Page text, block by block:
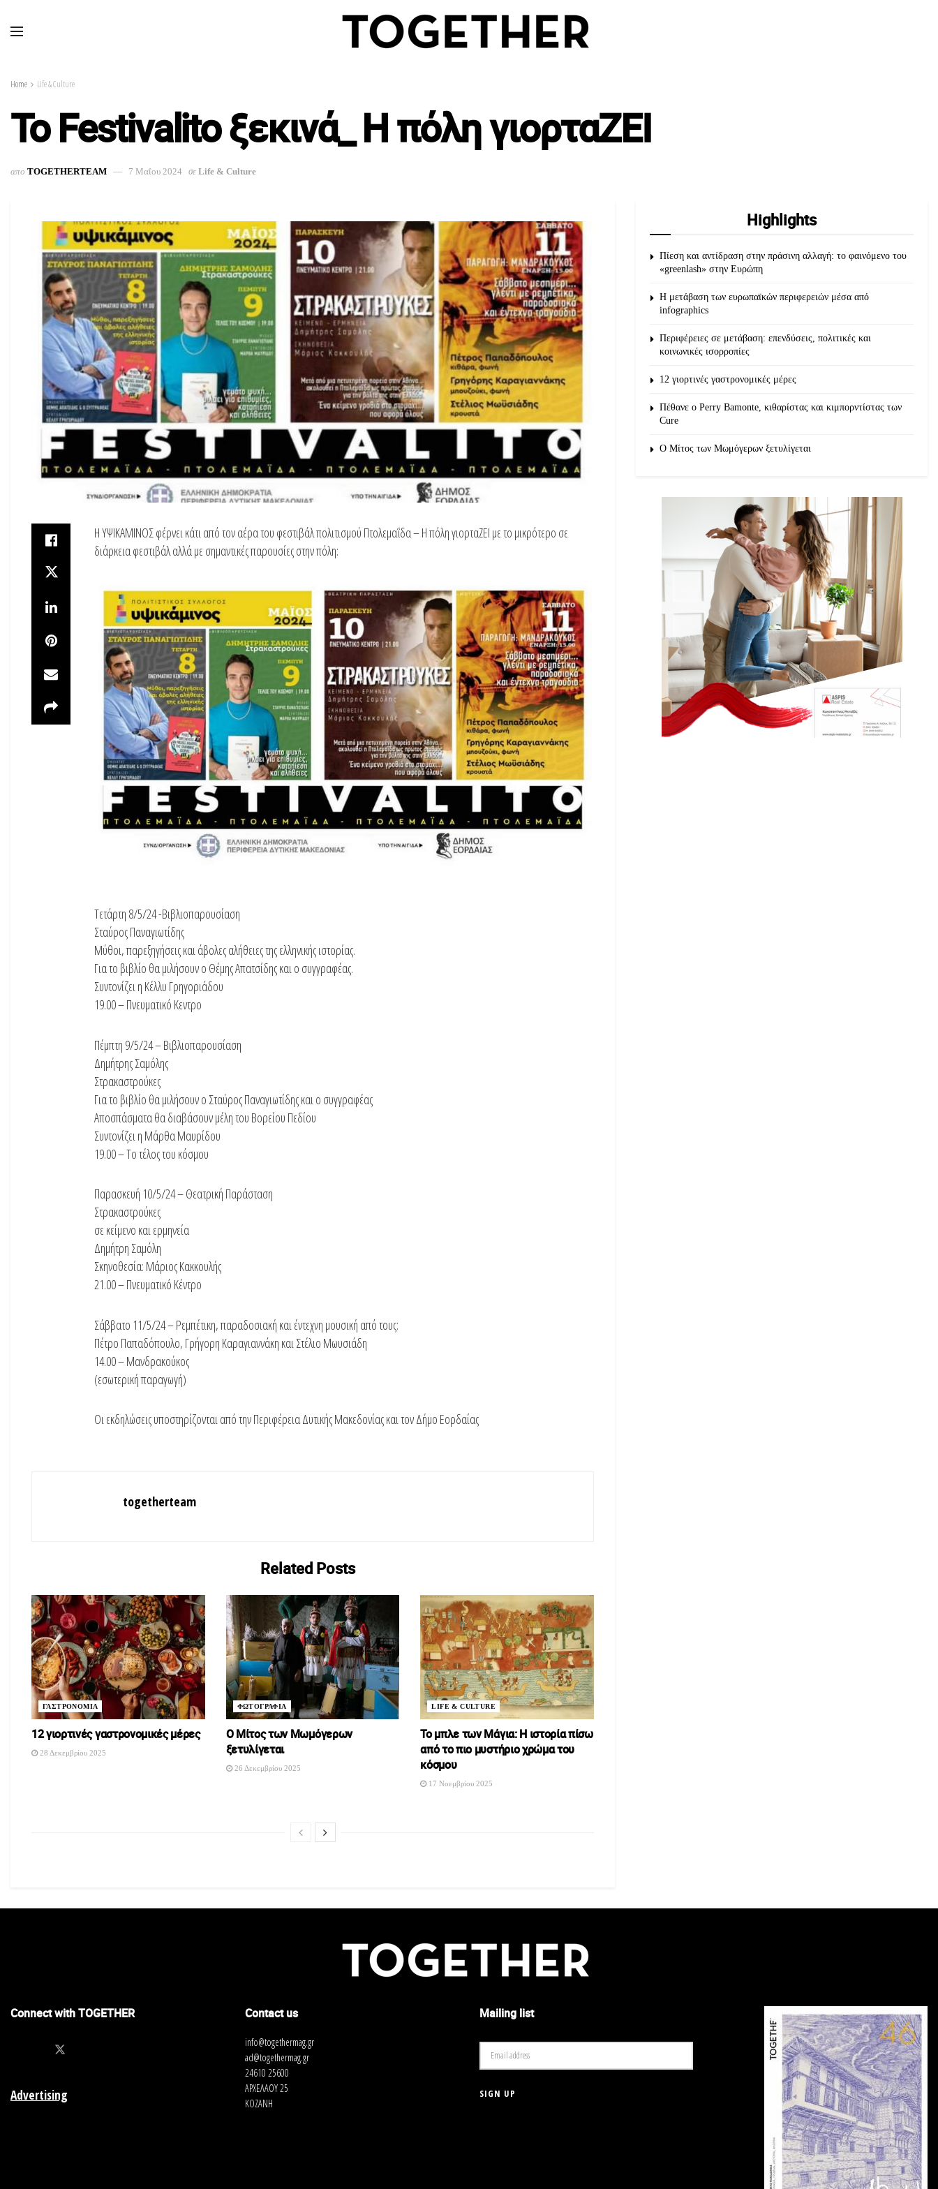
Home Life & Culture
To Festivalito ξεκινά_ Η πόλη γιορταΖΕΙ
απο TOGETHERTEAM 7 Μαΐου 2024 σε Life & Culture
Η ΥΨΙΚΑΜΙΝΟΣ φέρνει κάτι από τον αέρα του φεστιβάλ πολιτισμού Πτολεμαΐδα – Η πόλη γιορταΖΕΙ με το μικρότερο σε
διάρκεια φεστιβάλ αλλά με σημαντικές παρουσίες στην πόλη:
Τετάρτη 8/5/24 -Βιβλιοπαρουσίαση
Σταύρος Παναγιωτίδης
Μύθοι, παρεξηγήσεις και άβολες αλήθειες της ελληνικής ιστορίας.
Για το βιβλίο θα μιλήσουν ο Θέμης Απατσίδης και ο συγγραφέας.
Συντονίζει η Κέλλυ Γρηγοριάδου
19.00 – Πνευματικό Κεντρο
Πέμπτη 9/5/24 – Βιβλιοπαρουσίαση
Δημήτρης Σαμόλης
Στρακαστρούκες
Για το βιβλίο θα μιλήσουν ο Σταύρος Παναγιωτίδης και ο συγγραφέας
Αποσπάσματα θα διαβάσουν μέλη του Βορείου Πεδίου
Συντονίζει η Μάρθα Μαυρίδου
19.00 – Το τέλος του κόσμου
Παρασκευή 10/5/24 – Θεατρική Παράσταση
Στρακαστρούκες
σε κείμενο και ερμηνεία
Δημήτρη Σαμόλη
Σκηνοθεσία: Μάριος Κακκουλής
21.00 – Πνευματικό Κέντρο
Σάββατο 11/5/24 – Ρεμπέτικη, παραδοσιακή και έντεχνη μουσική από τους:
Πέτρο Παπαδόπουλο, Γρήγορη Καραγιαννάκη και Στέλιο Μωυσιάδη
14.00 – Μανδρακούκος
(εσωτερική παραγωγή)
Οι εκδηλώσεις υποστηρίζονται από την Περιφέρεια Δυτικής Μακεδονίας και τον Δήμο Εορδαίας
togetherteam
RelatedPosts
ΓΑΣΤΡΟΝΟΜΙΑ
12 γιορτινές γαστρονομικές μέρες
28 Δεκεμβρίου 2025
ΦΩΤΟΓΡΑΦΙΑ
O Μίτος των Μωμόγερων
ξετυλίγεται
26 Δεκεμβρίου 2025
LIFE & CULTURE
To μπλε των Μάγια: Η ιστορία πίσω
από το πιο μυστήριο χρώμα του
κόσμου
17 Νοεμβρίου 2025
Highlights
Πίεση και αντίδραση στην πράσινη αλλαγή: το φαινόμενο του
«greenlash» στην Ευρώπη
Η μετάβαση των ευρωπαϊκών περιφερειών μέσα από
infographics
Περιφέρειες σε μετάβαση: επενδύσεις, πολιτικές και
κοινωνικές ισορροπίες
12 γιορτινές γαστρονομικές μέρες
Πέθανε ο Perry Bamonte, κιθαρίστας και κιμπορντίστας των
Cure
O Μίτος των Μωμόγερων ξετυλίγεται
Connect with TOGETHER
Advertising
Contact us
info@togethermag.gr
ad@togethermag.gr
24610 25600
ΑΡΧΕΛΑΟΥ 25
ΚΟΖΑΝΗ
Mailing list